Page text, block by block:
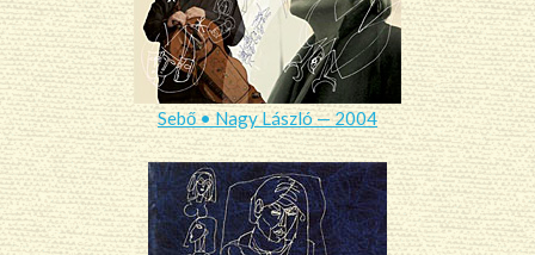
Sebő • Nagy László — 2004